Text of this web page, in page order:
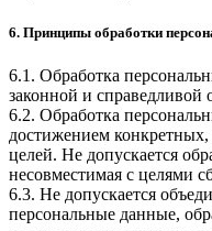
6. Принципы обработки
6.1. Обработка
законной и справедливой
6.2. Обработка
достижением
целей. Не допускается
несовместимая с целями
6.3. Не допускается
персональные данные,